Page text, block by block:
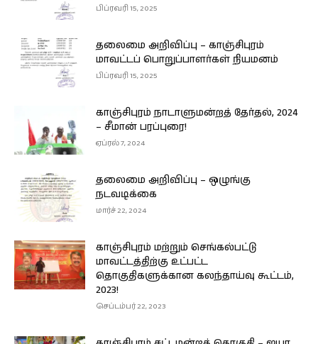
பிப்ரவரி 15, 2025
தலைமை அறிவிப்பு – காஞ்சிபுரம்
மாவட்டப் பொறுப்பாளர்கள் நியமனம்
பிப்ரவரி 15, 2025
காஞ்சிபுரம் நாடாளுமன்றத் தேர்தல், 2024
– சீமான் பரப்புரை!
ஏப்ரல் 7, 2024
தலைமை அறிவிப்பு – ஒழுங்கு
நடவடிக்கை
மார்ச் 22, 2024
காஞ்சிபுரம் மற்றும் செங்கல்பட்டு
மாவட்டத்திற்கு உட்பட்ட
தொகுதிகளுக்கான கலந்தாய்வு கூட்டம்,
2023!
செப்டம்பர் 22, 2023